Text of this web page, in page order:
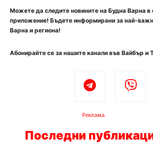
Можете да следите новините на Будна Варна
приложение! Бъдете информирани за най-
Варна и региона!
Абонирайте се за нашите канали във Вайбър и
Реклама
Последни